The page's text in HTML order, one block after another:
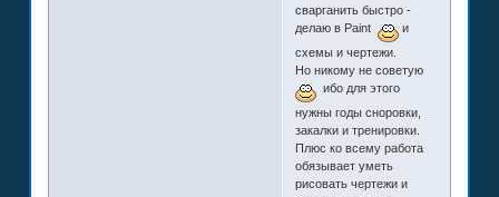
сварганить быстро -
делаю в Paint
и
схемы и чертежи.
Но никому не советую
ибо для этого
нужны годы сноровки,
закалки и тренировки.
Плюс ко всему работа
обязывает уметь
рисовать чертежи и